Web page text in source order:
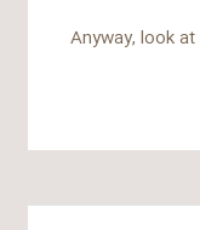
Anyway, look at